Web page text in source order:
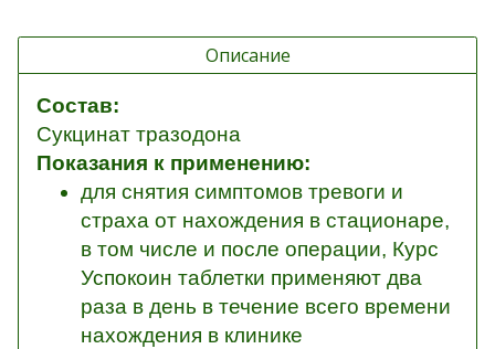
Описание
Состав:
Сукцинат тразодона
Показания к применению:
для снятия симптомов тревоги и
страха от нахождения в стационаре,
в том числе и после операции, Курс
Успокоин таблетки применяют два
раза в день в течение всего времени
нахождения в клинике